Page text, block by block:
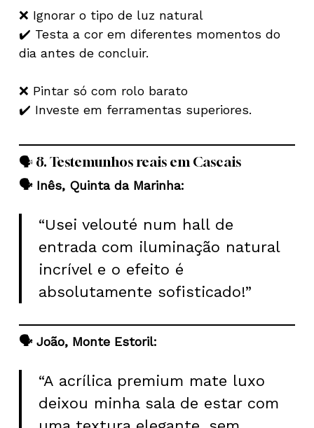
❌ Ignorar o tipo de luz natural
✔️ Testa a cor em diferentes momentos do
dia antes de concluir.
❌ Pintar só com rolo barato
✔️ Investe em ferramentas superiores.
🗣️ 8. Testemunhos reais em Cascais
🗣️ Inês, Quinta da Marinha:
“Usei velouté num hall de
entrada com iluminação natural
incrível e o efeito é
absolutamente sofisticado!”
🗣️ João, Monte Estoril:
“A acrílica premium mate luxo
deixou minha sala de estar com